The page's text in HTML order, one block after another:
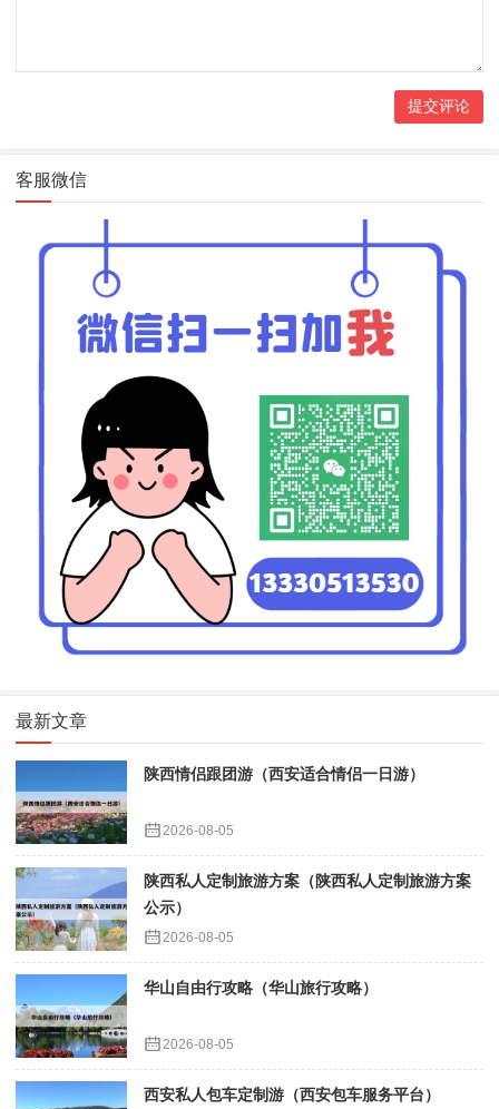
客服微信
最新文章
陕西情侣跟团游（西安适合情侣一日游）
2026-08-05
陕西私人定制旅游方案（陕西私人定制旅游方案
公示）
2026-08-05
华山自由行攻略（华山旅行攻略）
2026-08-05
西安私人包车定制游（西安包车服务平台）